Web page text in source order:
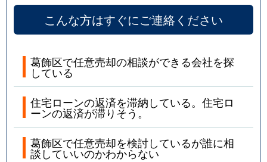
こんな方はすぐにご連絡ください
葛飾区で任意売却の相談ができる会社を探
している
住宅ローンの返済を滞納している。住宅ロ
ーンの返済が滞りそう。
葛飾区で任意売却を検討しているが誰に相
談していいのかわからない